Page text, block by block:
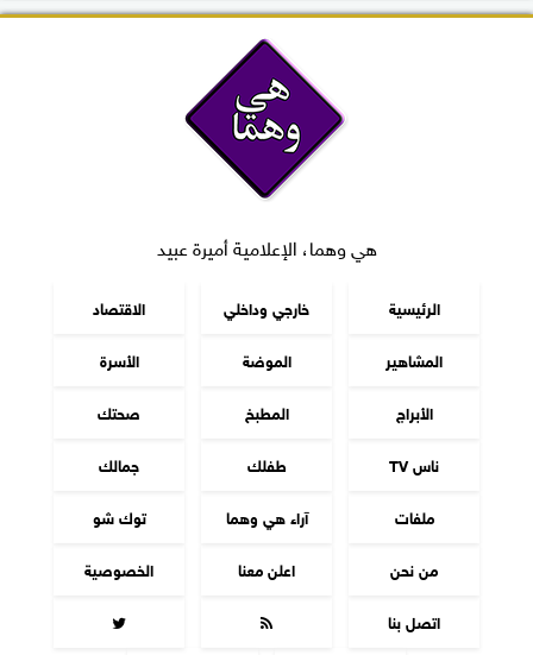
هي وهما، الإعلامية أميرة عبيد
الرئيسية خارجي وداخلي
الاقتصاد
المشاهير
الموضة
الأسرة
الأبراج
المطبخ
صحتك
ناس TV
طفلك
جمالك
ملفات
آراء هي وهما
توك شو
من نحن
اعلن معنا
الخصوصية
اتصل بنا

